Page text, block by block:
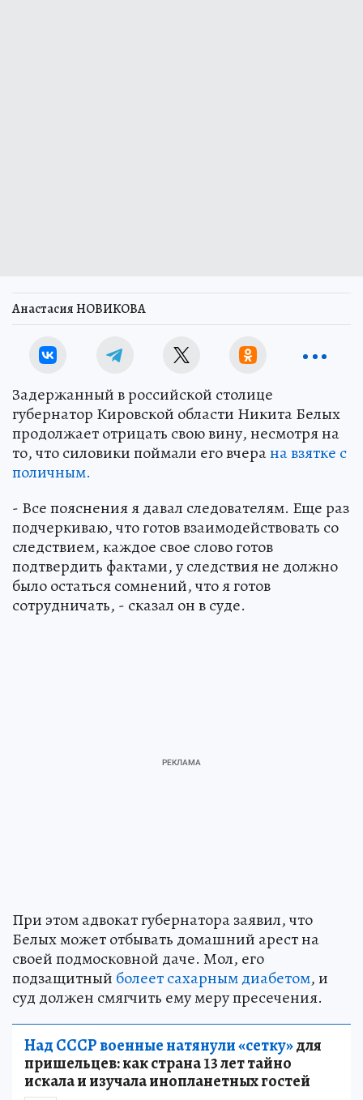
Анастасия НОВИКОВА
Задержанный в российской столице
губернатор Кировской области Никита Белых
продолжает отрицать свою вину, несмотря на
то, что силовики поймали его вчерана взятке с
поличным.
- Все пояснения я давал следователям. Еще раз
подчеркиваю, что готов взаимодействовать со
следствием, каждое свое слово готов
подтвердить фактами, у следствия не должно
было остаться сомнений, что я готов
сотрудничать, - сказал он в суде.
При этом адвокат губернатора заявил, что
Белых может отбывать домашний арест на
своей подмосковной даче. Мол, его
подзащитный болеет сахарным диабетом, и
суд должен смягчить ему меру пресечения.
Над СССР военные натянули «сетку»для
пришельцев: как страна 13 лет тайно
искала и изучала инопланетных гостей